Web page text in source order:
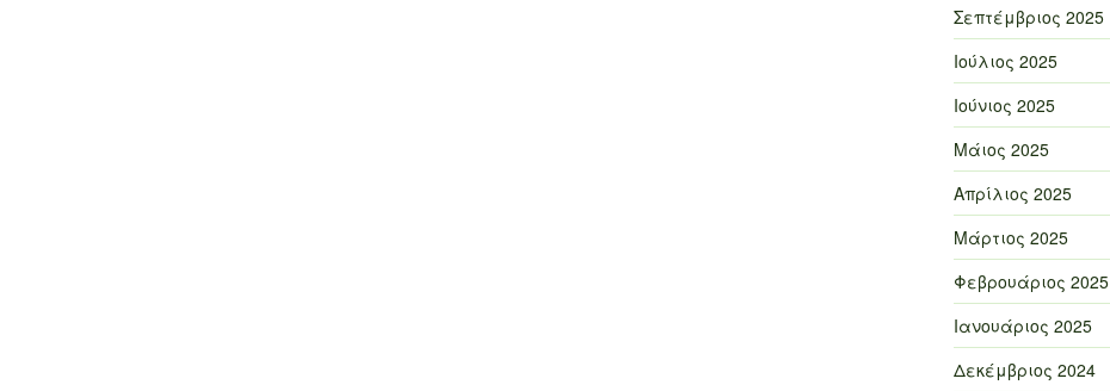
Σεπτέμβριος 2025
Ιούλιος 2025
Ιούνιος 2025
Μάιος 2025
Απρίλιος 2025
Μάρτιος 2025
Φεβρουάριος 2025
Ιανουάριος 2025
Δεκέμβριος 2024